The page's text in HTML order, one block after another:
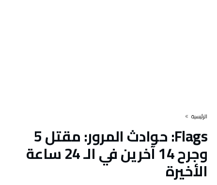
‫الرئيسية‬
Flags: حوادث المرور: مقتل 5
وجرح 14 آخرين في الـ 24 ساعة
الأخيرة